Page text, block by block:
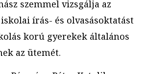
szemmel vizsgálja az
írás- és olvasásoktatást
korú gyerekek általános
az ütemét.